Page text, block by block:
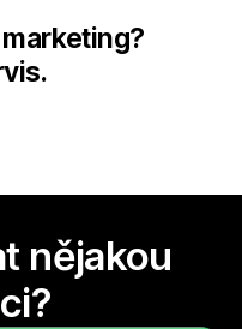
nějakou